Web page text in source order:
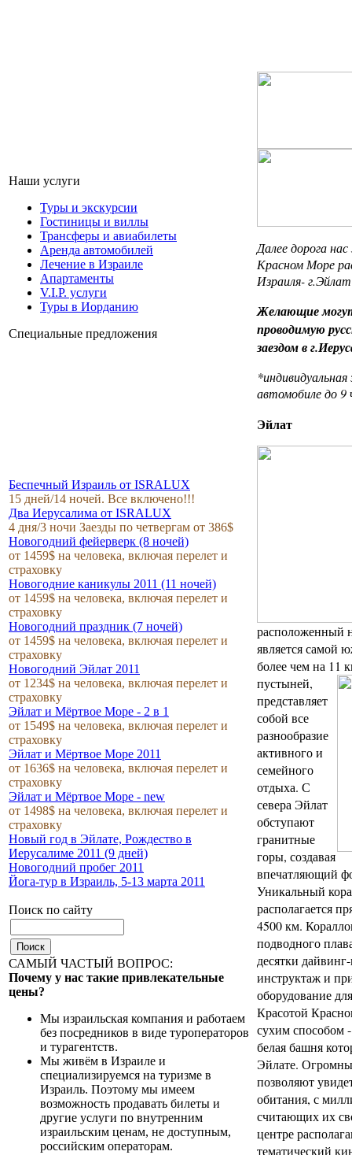
Наши услуги
Туры и экскурсии
Гостиницы и виллы
Трансферы и авиабилеты
Аренда автомобилей
Лечение в Израиле
Aпартаменты
V.I.P. услуги
Туры в Иорданию
Специальные предложения
Беспечный Израиль от ISRALUX
15 дней/14 ночей. Все включено!!!
Два Иерусалима от ISRALUX
4 дня/3 ночи Заезды по четвергам от 386$
Новогодний фейерверк (8 ночей)
от 1459$ на человека, включая перелет и
страховку
Новогодние каникулы 2011 (11 ночей)
от 1459$ на человека, включая перелет и
страховку
Новогодний праздник (7 ночей)
от 1459$ на человека, включая перелет и
страховку
Новогодний Эйлат 2011
от 1234$ на человека, включая перелет и
страховку
Эйлат и Мёртвое Море - 2 в 1
от 1549$ на человека, включая перелет и
страховку
Эйлат и Мёртвое Море 2011
от 1636$ на человека, включая перелет и
страховку
Эйлат и Мёртвое Море - new
от 1498$ на человека, включая перелет и
страховку
Новый год в Эйлате, Рождество в
Иерусалиме 2011 (9 дней)
Новогодний пробег 2011
Йога-тур в Израиль, 5-13 марта 2011
Поиск по сайту
САМЫЙ ЧАСТЫЙ ВОПРОС:
Почему у нас такие привлекательные
цены?
Мы израильская компания и работаем
без посредников в виде туроператоров
и турагентств.
Мы живём в Израиле и
специализируемся на туризме в
Израиль. Поэтому мы имеем
возможность продавать билеты и
другие услуги по внутренним
израильским ценам, не доступным,
российским операторам.
Далее дорога
Красном Море
Израиля-
Желающие могут
проводимую
заездом в
автомобиле до
Эйлат
расположенный
является самой
более чем на 11
пустыней,
представляет
собой все
разнообразие
активного и
семейного
отдыха. С
севера Эйлат
обступают
гранитные
горы, создавая
впечатляющий
Уникальный
располагается
4500 км.
подводного
десятки
инструктаж и
оборудование
Красотой
сухим способом
белая башня
Эйлате.
позволяют
обитания, с
считающих их
центре
тематический